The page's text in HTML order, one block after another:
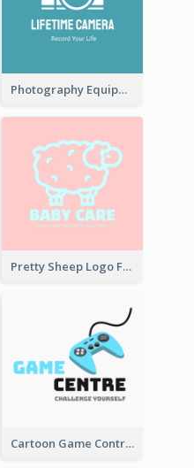
Photography Equipment Graphic Logo In Monochrome
Pretty Sheep Logo For Baby Care Products
Cartoon Game Controller Logo